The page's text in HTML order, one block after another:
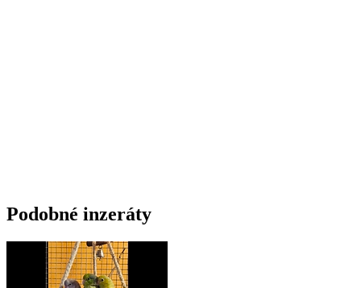
Podobné inzeráty